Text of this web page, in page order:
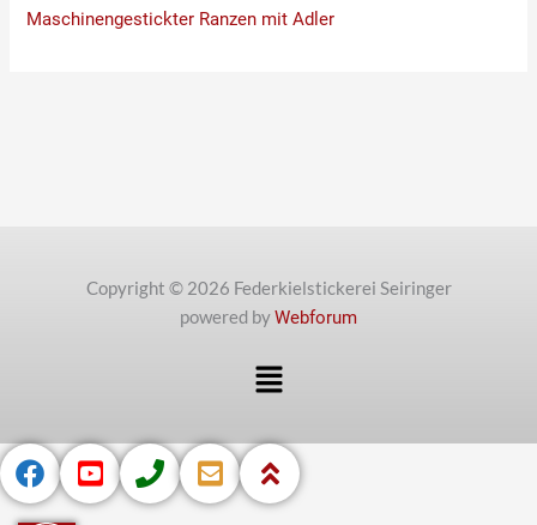
Maschinengestickter Ranzen mit Adler
Copyright © 2026 Federkielstickerei Seiringer
powered byWebforum
Menü